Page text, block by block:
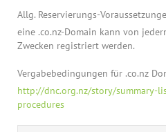
Allg. Reservierungs-
eine .co.nz-Domain kann von
Zwecken registriert werden.
Vergabebedingungen für .co.nz
http://dnc.org.nz/story/summary-
procedures